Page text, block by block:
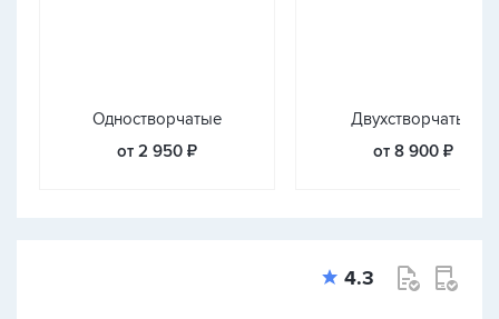
Одностворчатые
от 2 950 ₽
Двухстворчатые
от 8 900 ₽
4.3